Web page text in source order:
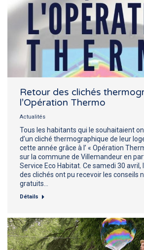
Retour des clichés
l’Opération Thermo
Actualités
Tous les habitants qui le souhaitaient
d’un cliché thermographique de leur
cette année grâce à l’ « Opération
sur la commune de Villemandeur en
Service Eco Habitat. Ce samedi 30 avril,
des clichés ont pu recevoir les conseils
gratuits…
Détails